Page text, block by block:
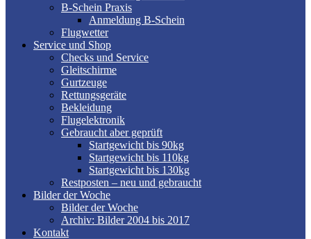
B-Schein Praxis
Anmeldung B-Schein
Flugwetter
Service und Shop
Checks und Service
Gleitschirme
Gurtzeuge
Rettungsgeräte
Bekleidung
Flugelektronik
Gebraucht aber geprüft
Startgewicht bis 90kg
Startgewicht bis 110kg
Startgewicht bis 130kg
Restposten – neu und gebraucht
Bilder der Woche
Bilder der Woche
Archiv: Bilder 2004 bis 2017
Kontakt